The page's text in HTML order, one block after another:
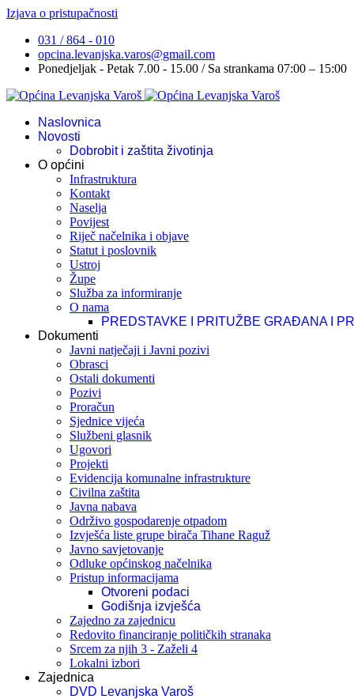
Izjava o pristupačnosti
031 / 864 - 010
opcina.levanjska.varos@gmail.com
Ponedjeljak - Petak 7.00 - 15.00 / Sa strankama 07:00 – 15:00
Naslovnica
Novosti
Dobrobit i zaštita životinja
O općini
Infrastruktura
Kontakt
Naselja
Povijest
Riječ načelnika i objave
Statut i poslovnik
Ustroj
Župe
Služba za informiranje
O nama
PREDSTAVKE I PRITUŽBE GRAĐANA I
Dokumenti
Javni natječaji i Javni pozivi
Obrasci
Ostali dokumenti
Pozivi
Proračun
Sjednice vijeća
Službeni glasnik
Ugovori
Projekti
Evidencija komunalne infrastrukture
Civilna zaštita
Javna nabava
Održivo gospodarenje otpadom
Izvješća liste grupe birača Tihane Raguž
Javno savjetovanje
Odluke općinskog načelnika
Pristup informacijama
Otvoreni podaci
Godišnja izvješća
Zajedno za zajednicu
Redovito financiranje političkih stranaka
Srcem za njih 3 - Zaželi 4
Lokalni izbori
Zajednica
DVD Levanjska Varoš